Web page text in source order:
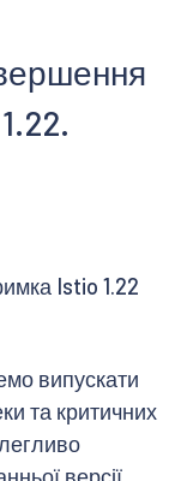
Istio 1.22
випускати
та критичних
версії